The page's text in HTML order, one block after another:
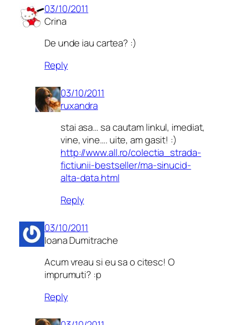
03/10/2011
Crina
De unde iau cartea? :)
Reply
03/10/2011
ruxandra
stai asa… sa cautam linkul, imediat,
vine, vine…. uite, am gasit! :)
http://www.all.ro/colectia_strada-
fictiunii-bestseller/ma-sinucid-
alta-data.html
Reply
03/10/2011
Ioana Dumitrache
Acum vreau si eu sa o citesc! O
imprumuti? :p
Reply